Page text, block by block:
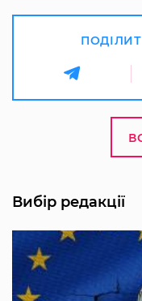
Вибір редакції